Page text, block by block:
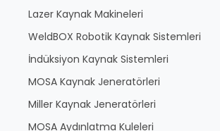
Lazer Kaynak Makineleri
WeldBOX Robotik Kaynak Sistemleri
İndüksiyon Kaynak Sistemleri
MOSA Kaynak Jeneratörleri
Miller Kaynak Jeneratörleri
MOSA Aydınlatma Kuleleri